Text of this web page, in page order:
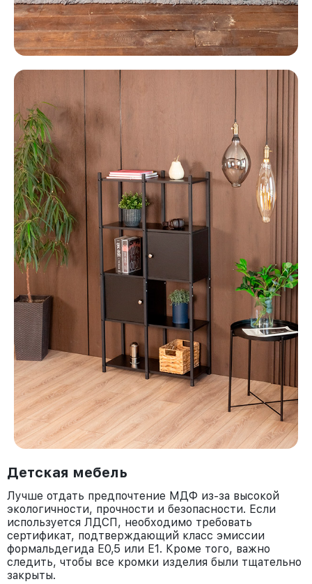
Детская мебель
Лучше отдать предпочтение МДФ из-за высокой
экологичности, прочности и безопасности. Если
используется ЛДСП, необходимо требовать
сертификат, подтверждающий класс эмиссии
формальдегида Е0,5 или Е1. Кроме того, важно
следить, чтобы все кромки изделия были тщательно
закрыты.